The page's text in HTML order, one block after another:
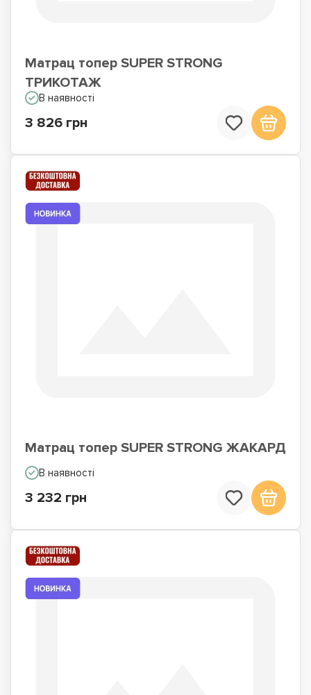
Матрац топер SUPER STRONG
ТРИКОТАЖ
В наявності
3 826 грн
Матрац топер SUPER STRONG ЖАКАРД
В наявності
3 232 грн